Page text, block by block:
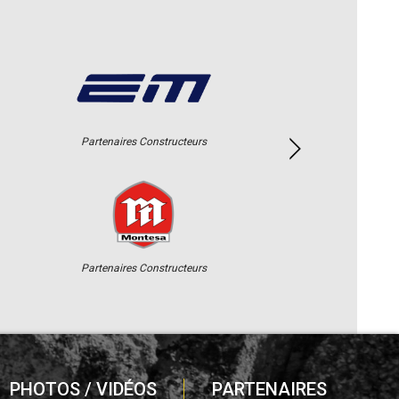
Partenaires Constructeurs
Partenaires Constructeurs
PHOTOS / VIDÉOS PARTENAIRES